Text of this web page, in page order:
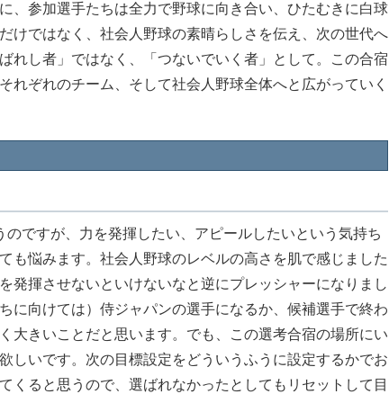
、参加選手たちは全力で野球に向き合い、ひたむきに白球
けではなく、社会人野球の素晴らしさを伝え、次の世代へ
れし者」ではなく、「つないでいく者」として。この合宿
れぞれのチーム、そして社会人野球全体へと広がっていく
のですが、力を発揮したい、アピールしたいという気持ち
も悩みます。社会人野球のレベルの高さを肌で感じました
発揮させないといけないなと逆にプレッシャーになりまし
に向けては）侍ジャパンの選手になるか、候補選手で終わ
大きいことだと思います。でも、この選考合宿の場所にい
しいです。次の目標設定をどういうふうに設定するかでお
くると思うので、選ばれなかったとしてもリセットして目